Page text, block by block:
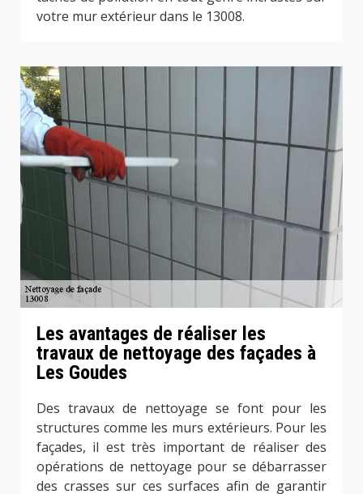
votre mur extérieur dans le 13008.
Les avantages de réaliser les
travaux de nettoyage des façades à
Les Goudes
Des travaux de nettoyage se font pour les
structures comme les murs extérieurs. Pour les
façades, il est très important de réaliser des
opérations de nettoyage pour se débarrasser
des crasses sur ces surfaces afin de garantir